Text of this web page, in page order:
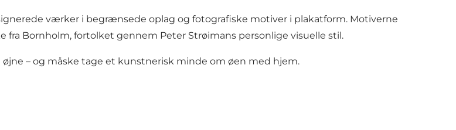
værker i begrænsede oplag og fotografiske motiver i plakatform. Motiverne
Bornholm, fortolket gennem Peter Strøimans personlige visuelle stil.
– og måske tage et kunstnerisk minde om øen med hjem.